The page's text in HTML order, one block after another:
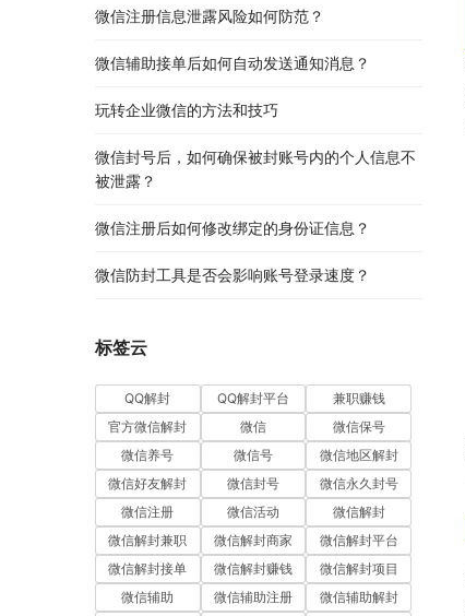
微信注册信息泄露风险如何防范？
微信辅助接单后如何自动发送通知消息？
玩转企业微信的方法和技巧
微信封号后，如何确保被封账号内的个人信息不
被泄露？
微信注册后如何修改绑定的身份证信息？
微信防封工具是否会影响账号登录速度？
标签云
QQ解封 QQ解封平台
兼职赚钱
官方微信解封
微信
微信保号
微信养号
微信号
微信地区解封
微信好友解封
微信封号
微信永久封号
微信注册
微信活动
微信解封
微信解封兼职
微信解封商家
微信解封平台
微信解封接单
微信解封赚钱
微信解封项目
微信辅助
微信辅助注册
微信辅助解封